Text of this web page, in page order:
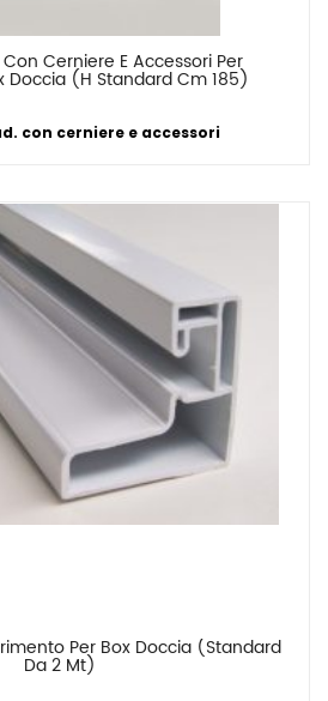
Cerniere E Accessori Per
Doccia (H Standard Cm 185)
con cerniere e accessori
Per Box Doccia (Standard
Da 2 Mt)